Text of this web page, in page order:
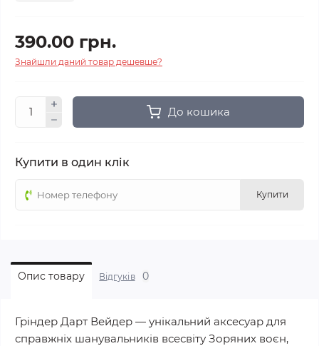
390.00 грн.
Знайшли даний товар дешевше?
До кошика
Купити в один клік
Купити
Опис товару Відгуків 0
Гріндер Дарт Вейдер — унікальний аксесуар для
справжніх шанувальників всесвіту Зоряних воєн,